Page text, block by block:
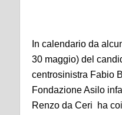
In calendario da
30 maggio) del
centrosinistra Fabio
Fondazione Asilo
Renzo da Ceri ha